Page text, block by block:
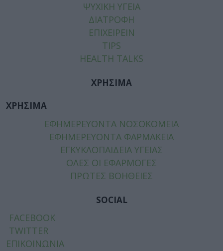
ΨΥΧΙΚΗ ΥΓΕΙΑ
ΔΙΑΤΡΟΦΗ
ΕΠΙΧΕΙΡΕΙΝ
TIPS
HEALTH TALKS
ΧΡΗΣΙΜΑ
ΧΡΗΣΙΜΑ
ΕΦΗΜΕΡΕΥΟΝΤΑ ΝΟΣΟΚΟΜΕΙΑ
ΕΦΗΜΕΡΕΥΟΝΤΑ ΦΑΡΜΑΚΕΙΑ
ΕΓΚΥΚΛΟΠΑΙΔΕΙΑ ΥΓΕΙΑΣ
ΟΛΕΣ ΟΙ ΕΦΑΡΜΟΓΕΣ
ΠΡΩΤΕΣ ΒΟΗΘΕΙΕΣ
SOCIAL
FACEBOOK
TWITTER
ΕΠΙΚΟΙΝΩΝΙΑ